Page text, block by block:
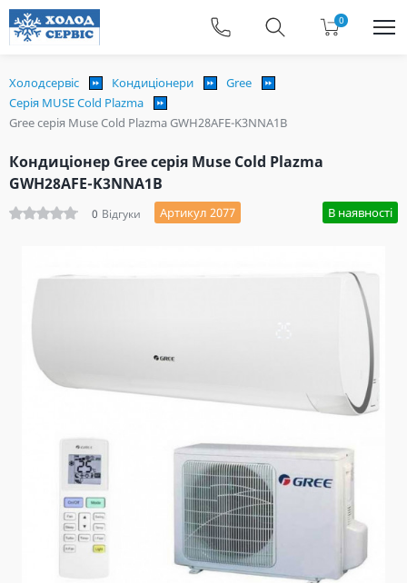
0
Холодсервіс Кондиціонери
Gree
Серія MUSE Cold Plazma
Gree серія Muse Cold Plazma GWH28AFE-K3NNA1B
Кондиціонер Gree серія Muse Cold Plazma
GWH28AFE-K3NNA1B
0 Відгуки Артикул 2077 В наявності